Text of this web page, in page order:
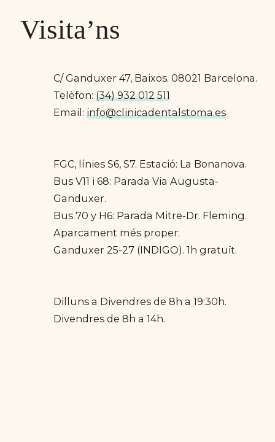
Visita’ns
C/ Ganduxer 47, Baixos. 08021 Barcelona.
Telèfon: (34) 932 012 511
Email: info@clinicadentalstoma.es
FGC, línies S6, S7. Estació: La Bonanova.
Bus V11 i 68: Parada Via Augusta-
Ganduxer.
Bus 70 y H6: Parada Mitre-Dr. Fleming.
Aparcament més proper:
Ganduxer 25-27 (INDIGO). 1h gratuït.
Dilluns a Divendres de 8h a 19:30h.
Divendres de 8h a 14h.